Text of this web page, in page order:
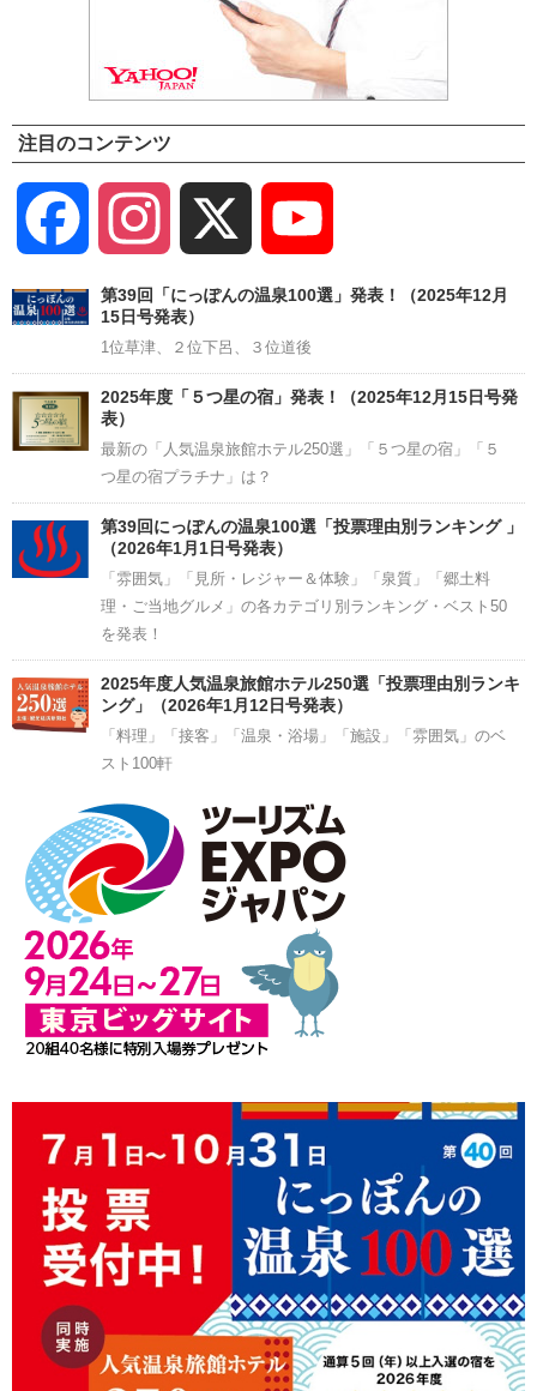
注目のコンテンツ
Facebook Instagram
Channel
第39回「にっぽんの温泉100選」発表！（2025年12月
15日号発表）
1位草津、２位下呂、３位道後
2025年度「５つ星の宿」発表！（2025年12月15日号発
表）
最新の「人気温泉旅館ホテル250選」「５つ星の宿」「５
つ星の宿プラチナ」は？
第39回にっぽんの温泉100選「投票理由別ランキング 」
（2026年1月1日号発表）
「雰囲気」「見所・レジャー＆体験」「泉質」「郷土料
理・ご当地グルメ」の各カテゴリ別ランキング・ベスト50
を発表！
2025年度人気温泉旅館ホテル250選「投票理由別ランキ
ング」（2026年1月12日号発表）
「料理」「接客」「温泉・浴場」「施設」「雰囲気」のベ
スト100軒